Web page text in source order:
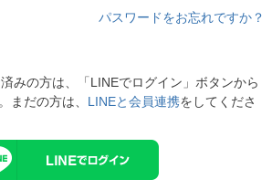
パスワードをお忘れですか？
みの方は、「LINEでログイン」ボタンから
まだの方は、 LINEと会員連携をしてくださ